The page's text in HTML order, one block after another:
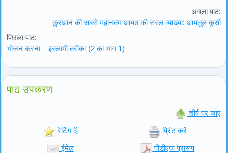
पिछला पाठ:
भोजन करना – इस्लामी तरीका (2 का भाग 1)
अगला पाठ:
क़ुरआन की सबसे महानतम आयत की सरल व्याख्या: आयतुल कुर्सी
पाठ उपकरण
शीर्ष पर जाएं
रेटिंग दें प्रिंट करें
ईमेल पीडीएफ प्रारूप